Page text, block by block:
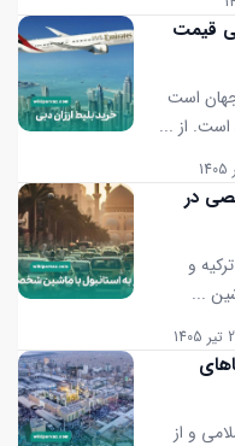
قیمت
است
است. از ...
در
و
...
جاهای
و از